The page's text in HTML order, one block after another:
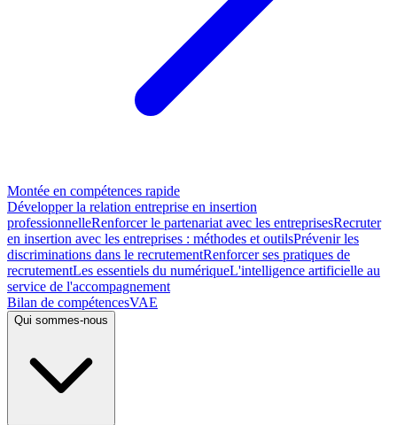
Montée en compétences rapide
Développer la relation entreprise en insertion
professionnelleRenforcer le partenariat avec les entreprisesRecruter
en insertion avec les entreprises : méthodes et outilsPrévenir les
discriminations dans le recrutementRenforcer ses pratiques de
recrutementLes essentiels du numériqueL'intelligence artificielle au
service de l'accompagnement
Bilan de compétencesVAE
Qui sommes-nous